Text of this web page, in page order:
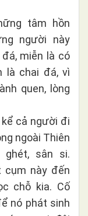
tâm hồn
người này
miễn là có
là chai đá, vì
quen, lòng
kể cả người đi
ngoài Thiên
ghét, sân si.
cụm này đến
chỗ kia. Cố
nó phát sinh